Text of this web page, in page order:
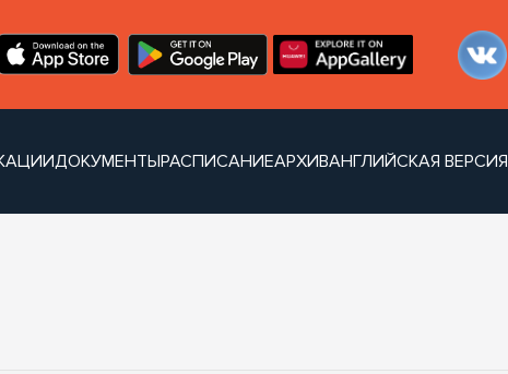
ДОКУМЕНТЫРАСПИСАНИЕАРХИВАНГЛИЙСКАЯ ВЕРСИЯ